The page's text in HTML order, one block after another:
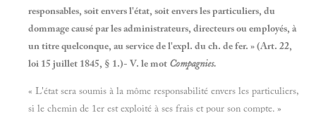
responsables, soit envers l'état, soit envers les particuliers, du
dommage causé par les administrateurs, directeurs ou employés, à
un titre quelconque, au service de l'expl. du ch. de fer. » (Art. 22,
loi 15 juillet 1845, § 1.)- V. le mot Compagnies.
« L'état sera soumis à la môme responsabilité envers les particuliers,
si le chemin de 1er est exploité à ses frais et pour son compte. »